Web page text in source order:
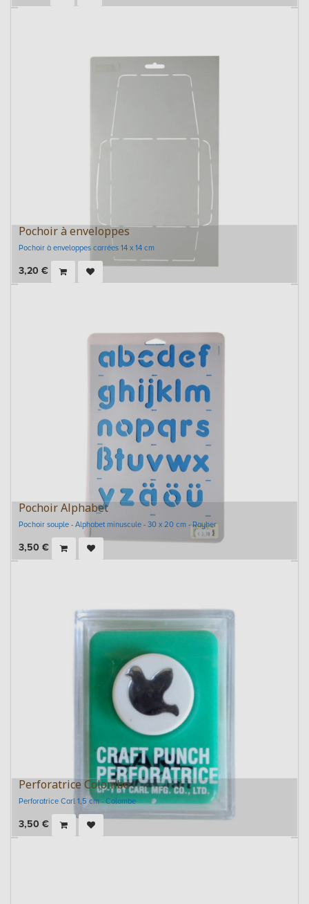
Pochoir à enveloppes
Pochoir à enveloppes carrées 14 x 14 cm
3,20 €
Pochoir Alphabet
Pochoir souple - Alphabet minuscule - 30 x 20 cm - Rayher
3,50 €
Perforatrice Colombe
Perforatrice Carl 1,5 cm - Colombe
3,50 €